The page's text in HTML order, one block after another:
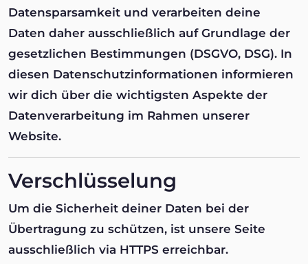
Datensparsamkeit und verarbeiten deine
Daten daher ausschließlich auf Grundlage der
gesetzlichen Bestimmungen (DSGVO, DSG). In
diesen Datenschutzinformationen informieren
wir dich über die wichtigsten Aspekte der
Datenverarbeitung im Rahmen unserer
Website.
Verschlüsselung
Um die Sicherheit deiner Daten bei der
Übertragung zu schützen, ist unsere Seite
ausschließlich via HTTPS erreichbar.